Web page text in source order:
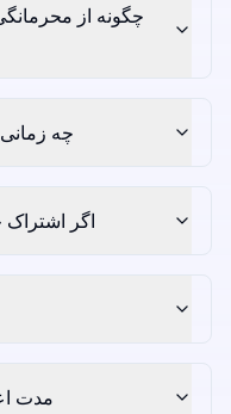
چه
اگر اشتراک
مدت